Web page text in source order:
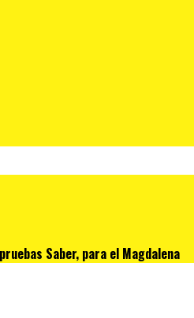
Saber, para el Magdalena